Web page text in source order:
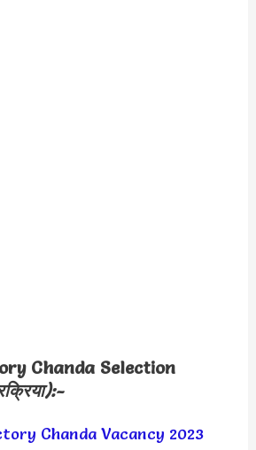
Chanda Selection
Chanda Vacancy 2023